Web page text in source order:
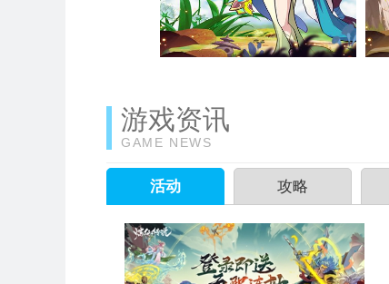
游戏资讯
GAME NEWS
活动 攻略